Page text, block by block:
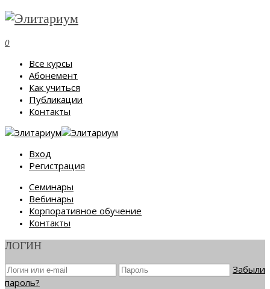
0
Все курсы
Абонемент
Как учиться
Публикации
Контакты
Вход
Регистрация
Семинары
Вебинары
Корпоративное обучение
Контакты
ЛОГИН
Забыли
пароль?